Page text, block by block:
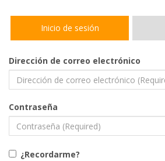
Inicio de sesión
Dirección de correo electrónico
Contraseña
¿Recordarme?